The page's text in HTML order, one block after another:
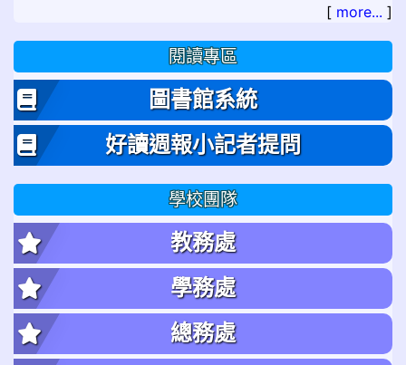
[ more... ]
閱讀專區
圖書館系統
好讀週報小記者提問
學校團隊
教務處
學務處
總務處